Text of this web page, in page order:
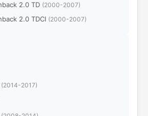
2.0 TD (2000-2007)
2.0 TDCI (2000-2007)
(2014-2017)